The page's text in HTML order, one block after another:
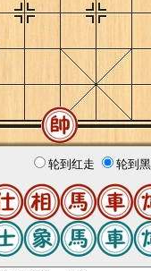
轮到红走 轮到